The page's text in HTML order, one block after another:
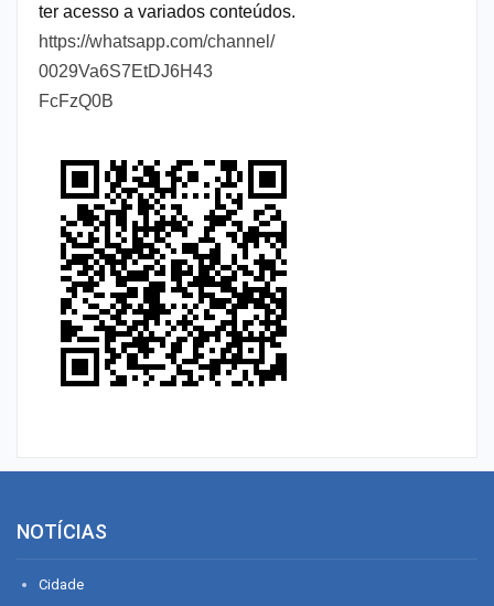
ter acesso a variados conteúdos.
https://whatsapp.com/channel/
0029Va6S7EtDJ6H43
FcFzQ0B
NOTÍCIAS
Cidade